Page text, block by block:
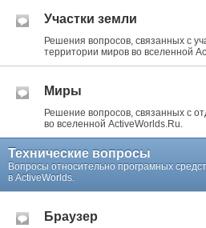
Участки земли
Решения вопросов, связанных с
территории миров во вселенной
Миры
Решение вопросов, связанных с
во вселенной ActiveWorlds.Ru.
Технические вопросы
Вопросы относительно програмных
в ActiveWorlds.
Браузер